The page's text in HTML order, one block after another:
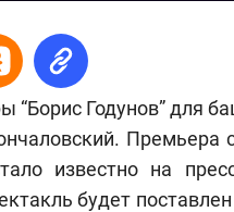
“Борис Годунов” для
Премьера
известно на
будет